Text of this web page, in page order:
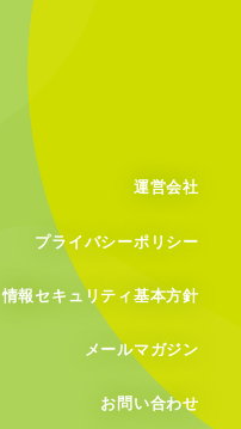
運営会社
プライバシーポリシー
情報セキュリティ基本方針
メールマガジン
お問い合わせ